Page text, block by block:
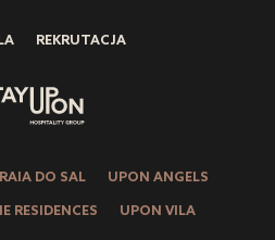
REKRUTACJA
DO SAL UPON ANGELS
RESIDENCES UPON VILA